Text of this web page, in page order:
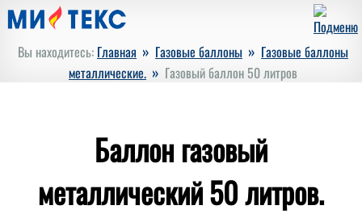
Вы находитесь: Главная » Газовые баллоны » Газовые баллоны
металлические. » Газовый баллон 50 литров
Баллон газовый
металлический 50 литров.